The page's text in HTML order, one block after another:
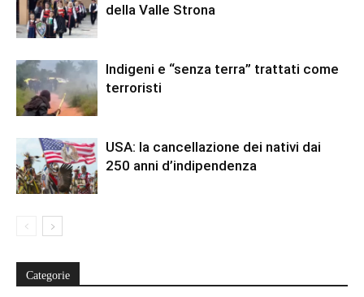
della Valle Strona
Indigeni e “senza terra” trattati come
terroristi
USA: la cancellazione dei nativi dai
250 anni d’indipendenza
Categorie